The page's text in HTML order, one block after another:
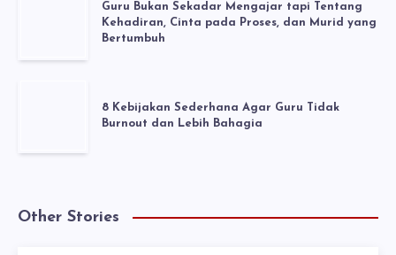
Guru Bukan Sekadar Mengajar tapi Tentang
Kehadiran, Cinta pada Proses, dan Murid yang
Bertumbuh
8 Kebijakan Sederhana Agar Guru Tidak
Burnout dan Lebih Bahagia
Other Stories